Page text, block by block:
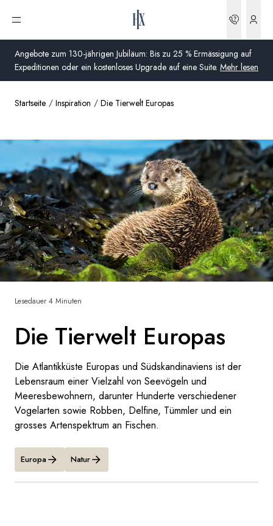
Angebote zum 130-jährigen Jubiläum: Bis zu 25 % Ermässigung auf
Expeditionen oder ein kostenloses Upgrade auf eine Suite. Mehr lesen
Menü öffnen
Schweiz
Vereinigtes Königreich (England, Schottland, Wales
und Nordirland)
USA
Deutschland
Schweiz
Dänemark
Norwegen
Global
Startseite Inspiration Die Tierwelt Europas
Die Tierwelt Europas
Die Atlantikküste Europas und Südskandinaviens ist der
Lebensraum einer Vielzahl von Seevögeln und
Meeresbewohnern, darunter Hunderte verschiedener
Vogelarten sowie Robben, Delfine, Tümmler und ein
grosses Artenspektrum an Fischen.
Lesedauer 4 Minuten
Europa Natur